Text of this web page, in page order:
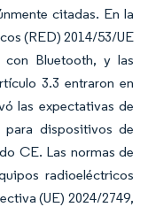
citadas. En la
(RED) 2014/53/UE
Bluetooth, y las
3.3 entraron en
las expectativas de
para dispositivos de
CE. Las normas de
radioeléctricos
(UE) 2024/2749,